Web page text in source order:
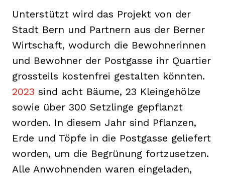
Unterstützt wird das Projekt von der
Stadt Bern und Partnern aus der Berner
Wirtschaft, wodurch die Bewohnerinnen
und Bewohner der Postgasse ihr Quartier
grossteils kostenfrei gestalten könnten.
2023 sind acht Bäume, 23 Kleingehölze
sowie über 300 Setzlinge gepflanzt
worden. In diesem Jahr sind Pflanzen,
Erde und Töpfe in die Postgasse geliefert
worden, um die Begrünung fortzusetzen.
Alle Anwohnenden waren eingeladen,